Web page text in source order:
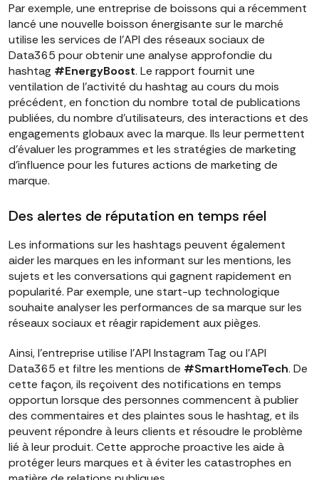
Par exemple, une entreprise de boissons qui a récemment
lancé une nouvelle boisson énergisante sur le marché
utilise les services de l'API des réseaux sociaux de
Data365 pour obtenir une analyse approfondie du
hashtag #EnergyBoost. Le rapport fournit une
ventilation de l'activité du hashtag au cours du mois
précédent, en fonction du nombre total de publications
publiées, du nombre d'utilisateurs, des interactions et des
engagements globaux avec la marque. Ils leur permettent
d'évaluer les programmes et les stratégies de marketing
d'influence pour les futures actions de marketing de
marque.
Des alertes de réputation en temps réel
Les informations sur les hashtags peuvent également
aider les marques en les informant sur les mentions, les
sujets et les conversations qui gagnent rapidement en
popularité. Par exemple, une start-up technologique
souhaite analyser les performances de sa marque sur les
réseaux sociaux et réagir rapidement aux pièges.
Ainsi, l'entreprise utilise l'API Instagram Tag ou l'API
Data365 et filtre les mentions de #SmartHomeTech. De
cette façon, ils reçoivent des notifications en temps
opportun lorsque des personnes commencent à publier
des commentaires et des plaintes sous le hashtag, et ils
peuvent répondre à leurs clients et résoudre le problème
lié à leur produit. Cette approche proactive les aide à
protéger leurs marques et à éviter les catastrophes en